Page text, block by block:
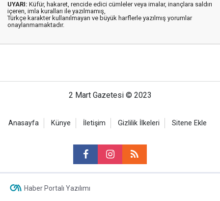
UYARI: Küfür, hakaret, rencide edici cümleler veya imalar, inançlara saldırı
içeren, imla kuralları ile yazılmamış,
Türkçe karakter kullanılmayan ve büyük harflerle yazılmış yorumlar
onaylanmamaktadır.
2 Mart Gazetesi © 2023
Anasayfa Künye İletişim Gizlilik İlkeleri Sitene Ekle
Haber Portalı Yazılımı